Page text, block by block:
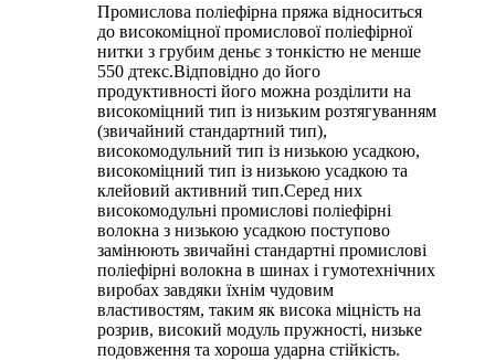
Промислова поліефірна пряжа відноситься
до високоміцної промислової поліефірної
нитки з грубим деньє з тонкістю не менше
550 дтекс.Відповідно до його
продуктивності його можна розділити на
високоміцний тип із низьким розтягуванням
(звичайний стандартний тип),
високомодульний тип із низькою усадкою,
високоміцний тип із низькою усадкою та
клейовий активний тип.Серед них
високомодульні промислові поліефірні
волокна з низькою усадкою поступово
замінюють звичайні стандартні промислові
поліефірні волокна в шинах і гумотехнічних
виробах завдяки їхнім чудовим
властивостям, таким як висока міцність на
розрив, високий модуль пружності, низьке
подовження та хороша ударна стійкість.